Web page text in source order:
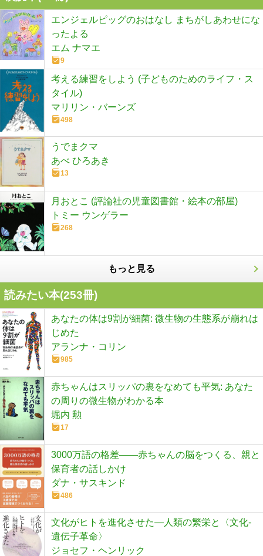
エンジェルピッグのおはなし まちがしあわせにな
ったよる
エム ナマエ
9
考える練習をしよう (子どものためのライフ・ス
タイル)
マリリン・バーンズ
498
うでまクマ
あべ ひろあき
13
月おとこ (評論社の児童図書館・絵本の部屋)
トミー ウンゲラー
268
もっと見る
読みたい本(253冊)
あなたの体は9割が細菌: 微生物の生態系が崩れは
じめた
アランナ・コリン
985
赤ちゃんはスリッパの裏をなめても平気: あなた
の周りの微生物がわかる本
堀内 勲
17
3000万語の格差――赤ちゃんの脳をつくる、親と
保育者の話しかけ
ダナ・サスキンド
486
文化がヒトを進化させた―人類の繁栄と〈文化-
遺伝子革命〉
ジョセフ・ヘンリック